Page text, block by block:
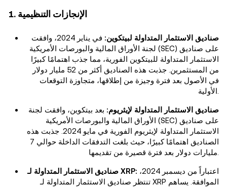
1. الإنجازات التنظيمية
صناديق الاستثمار المتداولة لبيتكوين:
في يناير 2024، وافقت
لجنة الأوراق المالية والبورصات الأمريكية (SEC) على صناديق
الاستثمار المتداولة للبيتكوين الفورية، مما جذب اهتمامًا كبيرًا
من المستثمرين. جذبت هذه الصناديق أكثر من 52 مليار دولار
في الأصول بعد فترة وجيزة من إطلاقها، متجاوزة التوقعات
صناديق الاستثمار المتداولة لإيثريوم: بعد بيتكوين، وافقت لجنة
الأوراق المالية والبورصات الأمريكية (SEC) على صناديق
الاستثمار المتداولة لإيثريوم الفورية في مايو 2024. جذبت هذه
الصناديق اهتمامًا كبيرًا، حيث بلغت التدفقات الداخلة حوالي 7
صناديق الاستثمار المتداولة لـ XRP: اعتباراً من ديسمبر 2024،
تنتظر صناديق الاستثمار المتداولة لـ XRP الموافقة. يساهم